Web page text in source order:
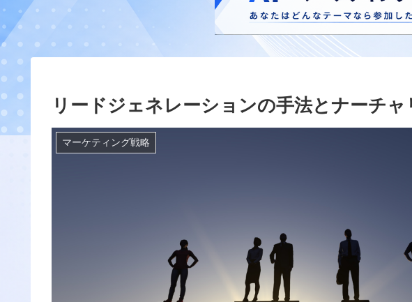
リードジェネレーションの手法とナーチ
マーケティング戦略